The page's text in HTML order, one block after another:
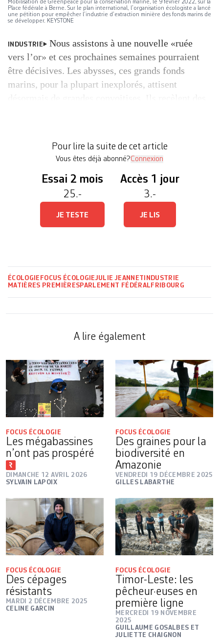
Mobilisation de Greenpeace pour la conservation marine, le 9 février 2022, sur la
Place fédérale à Berne. Sur le plan international, l’organisation écologiste a lancé
une pétition pour empêcher l’industrie d’extraction minière des fonds marins de
se développer. KEYSTONE
INDUSTRIE
Nous assistons à une nouvelle «ruée
vers l’or» et ces prochaines semaines pourraient
être décisives. Les abysses, ces grands fonds
marins, pour la plupart inexplorés, attisent
fabrication des […]
Pour lire la suite de cet article
Vous êtes déjà abonné?Connexion
Essai 2 mois
25.-
JE TESTE
Accès 1 jour
3.-
JE LIS
ÉCOLOGIE FOCUS ÉCOLOGIEJULIE JEANNET INDUSTRIE
MATIÈRES PREMIÈRES PARLEMENT FÉDÉRAL FRIBOURG
A lire également
FOCUS ÉCOLOGIE
Les mégabassines
n’ont pas prospéré
DIMANCHE 12 AVRIL 2026
SYLVAIN LAPOIX
FOCUS ÉCOLOGIE
Des graines pour la
biodiversité en
Amazonie
VENDREDI 19 DÉCEMBRE 2025
GILLES LABARTHE
FOCUS ÉCOLOGIE
Des cépages
résistants
MARDI 2 DÉCEMBRE 2025
CELINE GARCIN
FOCUS ÉCOLOGIE
Timor-Leste: les
pêcheur·euses en
première ligne
MERCREDI 19 NOVEMBRE
2025
GUILLAUME GOSALBES ET
JULIETTE CHAIGNON